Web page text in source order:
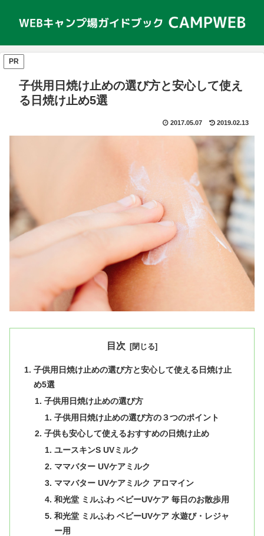
PR
子供用日焼け止めの選び方と安心して使え
る日焼け止め5選
2017.05.07 2019.02.13
目次
子供用日焼け止めの選び方と安心して使える日焼け止
め5選
子供用日焼け止めの選び方
子供用日焼け止めの選び方の３つのポイント
子供も安心して使えるおすすめの日焼け止め
ユースキンS UVミルク
ママバター UVケアミルク
ママバター UVケアミルク アロマイン
和光堂 ミルふわ ベビーUVケア 毎日のお散歩用
和光堂 ミルふわ ベビーUVケア 水遊び・レジャ
ー用